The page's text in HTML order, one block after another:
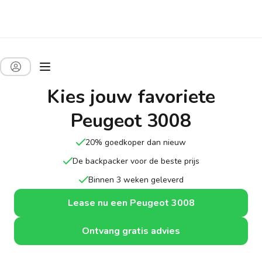
Kies jouw favoriete
Peugeot 3008
20% goedkoper dan nieuw
De backpacker voor de beste prijs
Binnen 3 weken geleverd
Lease nu een Peugeot 3008
Ontvang gratis advies